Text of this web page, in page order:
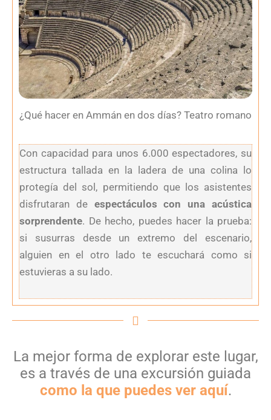
¿Qué hacer en Ammán en dos días? Teatro romano
Con capacidad para unos 6.000 espectadores, su
estructura tallada en la ladera de una colina lo
protegía del sol, permitiendo que los asistentes
disfrutaran de espectáculos con una acústica
sorprendente. De hecho, puedes hacer la prueba:
si susurras desde un extremo del escenario,
alguien en el otro lado te escuchará como si
estuvieras a su lado.
La mejor forma de explorar este lugar,
es a través de una excursión guiada
como la que puedes ver aquí.